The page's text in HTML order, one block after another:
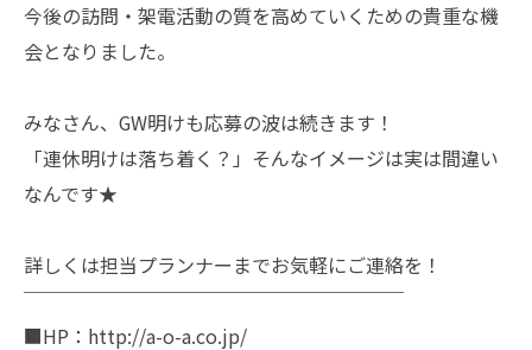
今後の訪問・架電活動の質を高めていくための貴重な機
会となりました。
みなさん、GW明けも応募の波は続きます！
「連休明けは落ち着く？」そんなイメージは実は間違い
なんです★
詳しくは担当プランナーまでお気軽にご連絡を！
￣￣￣￣￣￣￣￣￣￣￣￣￣￣￣￣￣￣￣￣
■HP：http://a-o-a.co.jp/